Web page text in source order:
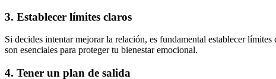
3. Establecer límites claros
Si decides intentar mejorar la relación, es fundamental establecer
son esenciales para proteger tu bienestar emocional.
4. Tener un plan de salida